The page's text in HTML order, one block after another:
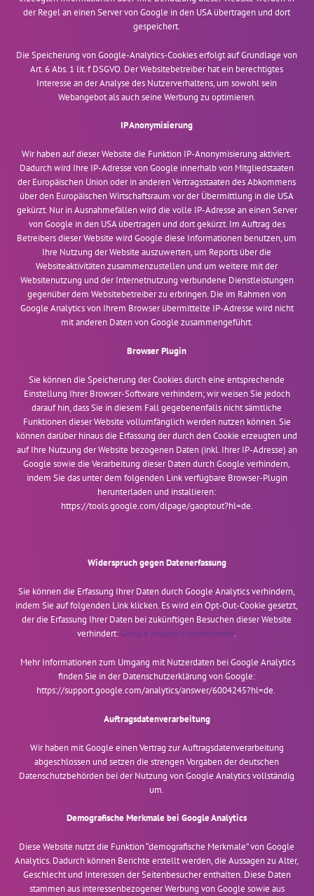
der Regel an einen Server von Google in den USA übertragen und dort
gespeichert.
Die Speicherung von Google-Analytics-Cookies erfolgt auf Grundlage von
Art. 6 Abs. 1 lit. f DSGVO. Der Websitebetreiber hat ein berechtigtes
Interesse an der Analyse des Nutzerverhaltens, um sowohl sein
Webangebot als auch seine Werbung zu optimieren.
IP Anonymisierung
Wir haben auf dieser Website die Funktion IP-Anonymisierung aktiviert.
Dadurch wird Ihre IP-Adresse von Google innerhalb von Mitgliedstaaten
der Europäischen Union oder in anderen Vertragsstaaten des Abkommens
über den Europäischen Wirtschaftsraum vor der Übermittlung in die USA
gekürzt. Nur in Ausnahmefällen wird die volle IP-Adresse an einen Server
von Google in den USA übertragen und dort gekürzt. Im Auftrag des
Betreibers dieser Website wird Google diese Informationen benutzen, um
Ihre Nutzung der Website auszuwerten, um Reports über die
Websiteaktivitäten zusammenzustellen und um weitere mit der
Websitenutzung und der Internetnutzung verbundene Dienstleistungen
gegenüber dem Websitebetreiber zu erbringen. Die im Rahmen von
Google Analytics von Ihrem Browser übermittelte IP-Adresse wird nicht
mit anderen Daten von Google zusammengeführt.
Browser Plugin
Sie können die Speicherung der Cookies durch eine entsprechende
Einstellung Ihrer Browser-Software verhindern; wir weisen Sie jedoch
darauf hin, dass Sie in diesem Fall gegebenenfalls nicht sämtliche
Funktionen dieser Website vollumfänglich werden nutzen können. Sie
können darüber hinaus die Erfassung der durch den Cookie erzeugten und
auf Ihre Nutzung der Website bezogenen Daten (inkl. Ihrer IP-Adresse) an
Google sowie die Verarbeitung dieser Daten durch Google verhindern,
indem Sie das unter dem folgenden Link verfügbare Browser-Plugin
herunterladen und installieren:
https://tools.google.com/dlpage/gaoptout?hl=de.
Widerspruch gegen Datenerfassung
Sie können die Erfassung Ihrer Daten durch Google Analytics verhindern,
indem Sie auf folgenden Link klicken. Es wird ein Opt-Out-Cookie gesetzt,
der die Erfassung Ihrer Daten bei zukünftigen Besuchen dieser Website
verhindert: Google Analytics deaktivieren.
Mehr Informationen zum Umgang mit Nutzerdaten bei Google Analytics
finden Sie in der Datenschutzerklärung von Google:
https://support.google.com/analytics/answer/6004245?hl=de.
Auftragsdatenverarbeitung
Wir haben mit Google einen Vertrag zur Auftragsdatenverarbeitung
abgeschlossen und setzen die strengen Vorgaben der deutschen
Datenschutzbehörden bei der Nutzung von Google Analytics vollständig
um.
Demografische Merkmale bei Google Analytics
Diese Website nutzt die Funktion “demografische Merkmale” von Google
Analytics. Dadurch können Berichte erstellt werden, die Aussagen zu Alter,
Geschlecht und Interessen der Seitenbesucher enthalten. Diese Daten
stammen aus interessenbezogener Werbung von Google sowie aus